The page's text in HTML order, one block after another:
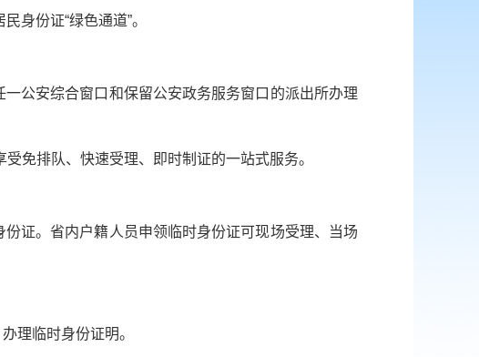
身份证“绿色通道”。
公安综合窗口和保留公安政务服务窗口的派出所办理
免排队、快速受理、即时制证的一站式服务。
证。省内户籍人员申领临时身份证可现场受理、当场
理临时身份证明。